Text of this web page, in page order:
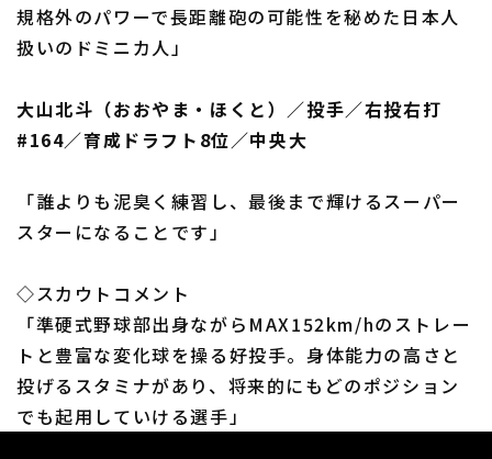
規格外のパワーで長距離砲の可能性を秘めた日本人
扱いのドミニカ人」
大山北斗（おおやま・ほくと）／投手／右投右打
#164／育成ドラフト8位／中央大
「誰よりも泥臭く練習し、最後まで輝けるスーパー
スターになることです」
◇スカウトコメント
「準硬式野球部出身ながらMAX152km/hのストレー
トと豊富な変化球を操る好投手。身体能力の高さと
投げるスタミナがあり、将来的にもどのポジション
でも起用していける選手」